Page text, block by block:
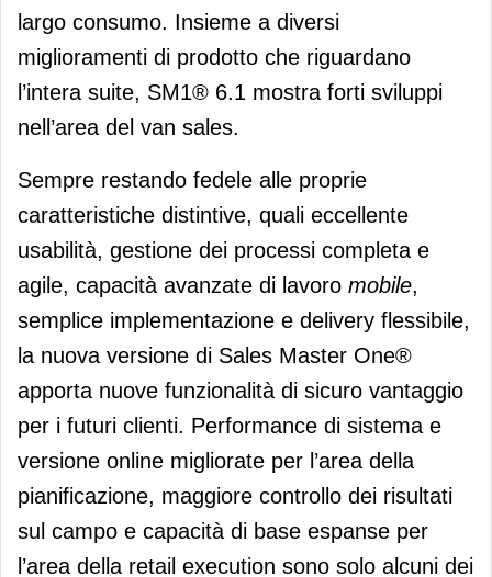
largo consumo. Insieme a diversi
miglioramenti di prodotto che riguardano
l’intera suite, SM1® 6.1 mostra forti sviluppi
nell’area del van sales.
Sempre restando fedele alle proprie
caratteristiche distintive, quali eccellente
usabilità, gestione dei processi completa e
agile, capacità avanzate di lavoro mobile,
semplice implementazione e delivery flessibile,
la nuova versione di Sales Master One®
apporta nuove funzionalità di sicuro vantaggio
per i futuri clienti. Performance di sistema e
versione online migliorate per l’area della
pianificazione, maggiore controllo dei risultati
sul campo e capacità di base espanse per
l’area della retail execution sono solo alcuni dei